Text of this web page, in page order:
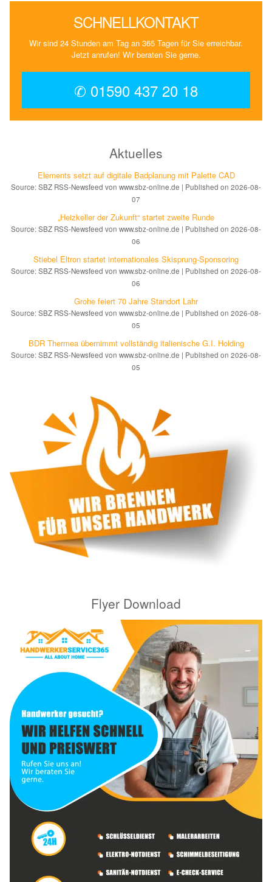
SCHNELLKONTAKT
Wir sind 24 Stunden am Tag an 365 Tagen für Sie erreichbar.
Jetzt anrufen! Wir beraten Sie gerne.
✆ 01590 437 20 18
Aktuelles
Elements setzt auf di­gi­ta­le Bad­pla­nung mit Palette CAD
Source: SBZ RSS-Newsfeed von www.sbz-online.de
Published on 2026-08-
07
„Heizkeller der Zu­kunft“ star­tet zwei­te Run­de
Source: SBZ RSS-Newsfeed von www.sbz-online.de
Published on 2026-08-
06
Stiebel Eltron startet internatio­nales Ski­sprung-Spon­soring
Source: SBZ RSS-Newsfeed von www.sbz-online.de
Published on 2026-08-
06
Grohe feiert 70 Jahre Standort Lahr
Source: SBZ RSS-Newsfeed von www.sbz-online.de
Published on 2026-08-
05
BDR Thermea übernimmt vollständig italienische G.I. Holding
Source: SBZ RSS-Newsfeed von www.sbz-online.de
Published on 2026-08-
05
Flyer Download